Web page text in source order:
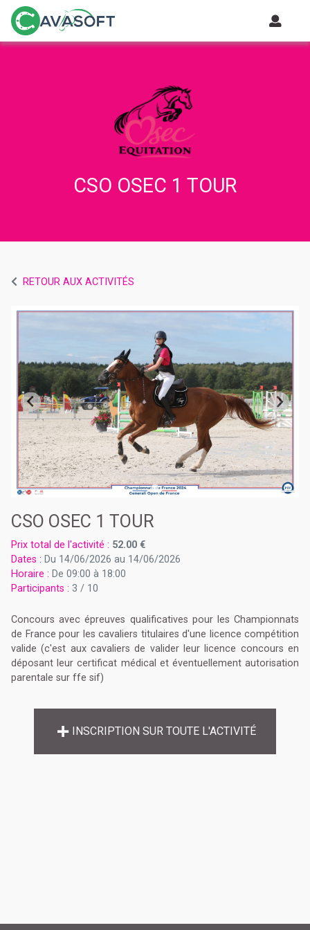
CSO OSEC 1 TOUR
RETOUR AUX ACTIVITÉS
CSO OSEC 1 TOUR
Prix total de l'activité : 52.00 €
Dates : Du 14/06/2026 au 14/06/2026
Horaire : De 09:00 à 18:00
Participants : 3 / 10
Concours avec épreuves qualificatives pour les Championnats
de France pour les cavaliers titulaires d'une licence compétition
valide (c'est aux cavaliers de valider leur licence concours en
déposant leur certificat médical et éventuellement autorisation
parentale sur ffe sif)
INSCRIPTION SUR TOUTE L'ACTIVITÉ